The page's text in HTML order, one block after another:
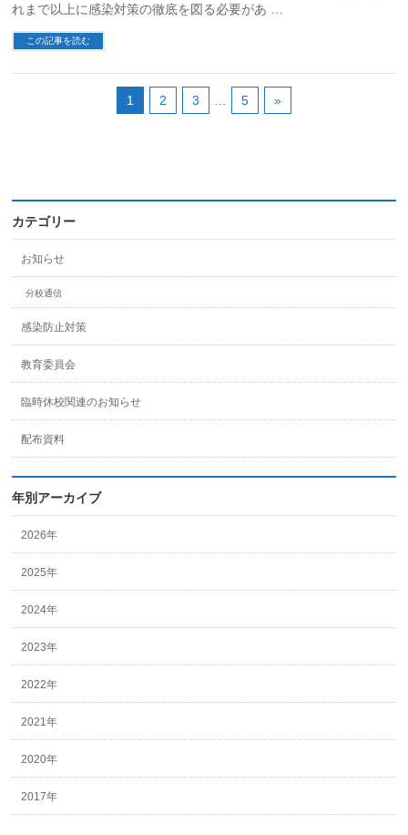
れまで以上に感染対策の徹底を図る必要があ …
この記事を読む
1 2 3 5 »
カテゴリー
お知らせ
分校通信
感染防止対策
教育委員会
臨時休校関連のお知らせ
配布資料
年別アーカイブ
2026年
2025年
2024年
2023年
2022年
2021年
2020年
2017年